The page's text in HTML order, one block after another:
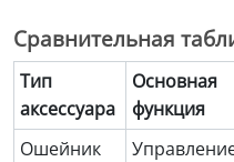
Сравнительная
Тип
аксессуара
Основная
функция
Ошейник